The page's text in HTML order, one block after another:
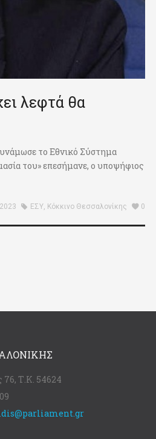
λεφτά θα
το Εθνικό Σύστημα
του» επεσήμανε, ο υποψήφιος
ΕΣΥ, Κόκκινο Θεσσαλονίκης 0
76, Τ.Κ. 54624